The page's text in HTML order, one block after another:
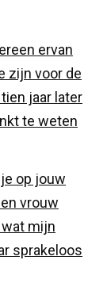
ervan
zijn voor de
jaar later
te weten
op jouw
vrouw
mijn
sprakeloos